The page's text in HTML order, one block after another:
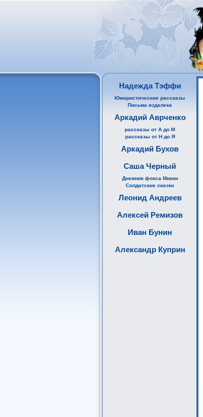
Надежда Тэффи
Юмористические рассказы
Письма издалека
Аркадий Аврченко
рассказы от А до М
рассказы от Н до Я
Аркадий Бухов
Саша Черный
Дневник фокса Микки
Солдатские сказки
Леонид Андреев
Алексей Ремизов
Иван Бунин
Александр Куприн